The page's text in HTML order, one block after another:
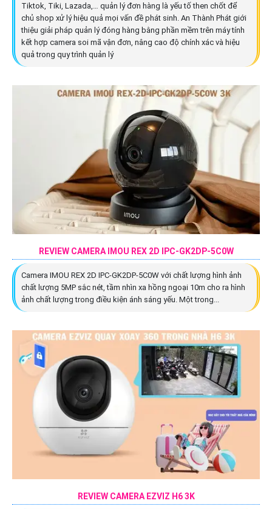
Tiktok, Tiki, Lazada,… quản lý đơn hàng là yếu tố then chốt để
chủ shop xử lý hiệu quả mọi vấn đề phát sinh. An Thành Phát giới
thiệu giải pháp quản lý đóng hàng bằng phần mềm trên máy tính
kết hợp camera soi mã vận đơn, nâng cao độ chính xác và hiệu
quả trong quy trình quản lý
REVIEW CAMERA IMOU REX 2D IPC-GK2DP-5C0W
Camera IMOU REX 2D IPC-GK2DP-5C0W với chất lượng hình ảnh
chất lượng 5MP sắc nét, tầm nhìn xa hồng ngoại 10m cho ra hình
ảnh chất lượng trong điều kiện ánh sáng yếu. Một trong...
REVIEW CAMERA EZVIZ H6 3K